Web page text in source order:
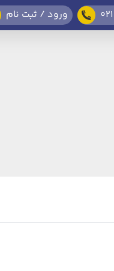
ورود / ثبت نام